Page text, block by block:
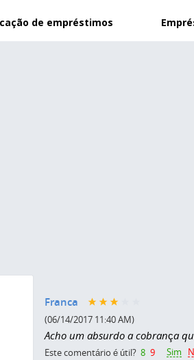
de empréstimos
Franca
(06/14/2017 11:40 AM)
Acho um absurdo a cobrança
Este comentário é útil? 8 9 Sim